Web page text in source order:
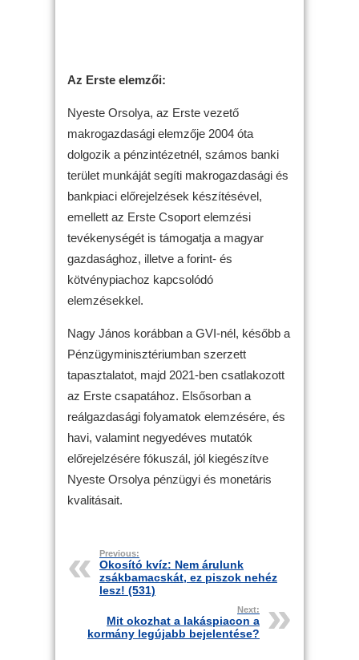
Az Erste elemzői:
Nyeste Orsolya, az Erste vezető
makrogazdasági elemzője 2004 óta
dolgozik a pénzintézetnél, számos banki
terület munkáját segíti makrogazdasági és
bankpiaci előrejelzések készítésével,
emellett az Erste Csoport elemzési
tevékenységét is támogatja a magyar
gazdasághoz, illetve a forint- és
kötvénypiachoz kapcsolódó
elemzésekkel.
Nagy János korábban a GVI-nél, később a
Pénzügyminisztériumban szerzett
tapasztalatot, majd 2021-ben csatlakozott
az Erste csapatához. Elsősorban a
reálgazdasági folyamatok elemzésére, és
havi, valamint negyedéves mutatók
előrejelzésére fókuszál, jól kiegészítve
Nyeste Orsolya pénzügyi és monetáris
kvalitásait.
Previous:
Okosító kvíz: Nem árulunk
zsákbamacskát, ez piszok nehéz
lesz! (531)
Next:
Mit okozhat a lakáspiacon a
kormány legújabb bejelentése?